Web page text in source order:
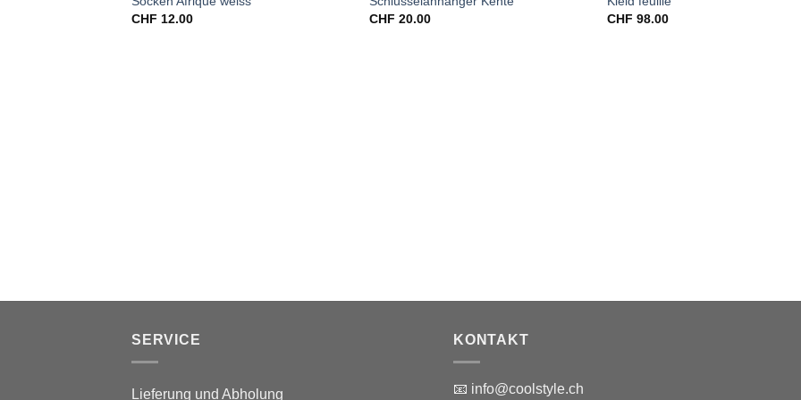
CHF 12.00
CHF 20.00
CHF 98.00
SERVICE
Lieferung und Abholung
KONTAKT
📧 info@coolstyle.ch